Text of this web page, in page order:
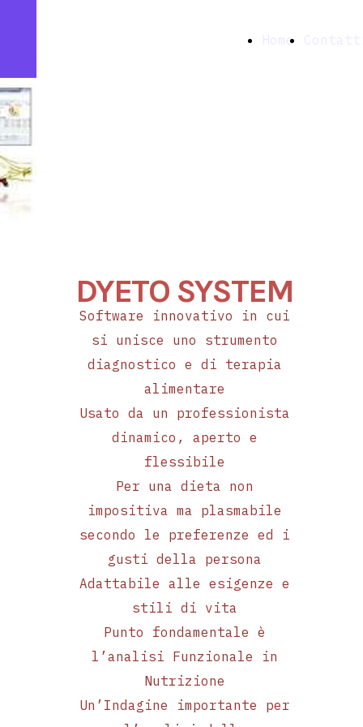
Home
DYETO SYSTEM
Software innovativo in cui
si unisce uno strumento
diagnostico e di terapia
alimentare
Usato da un professionista
dinamico, aperto e
flessibile
Per una dieta non
impositiva ma plasmabile
secondo le preferenze ed i
gusti della persona
Adattabile alle esigenze e
stili di vita
Punto fondamentale è
l’analisi Funzionale in
Nutrizione
Un’Indagine importante per